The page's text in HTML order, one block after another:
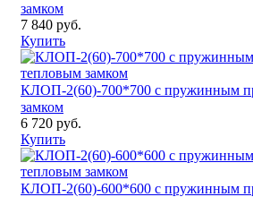
замком
7 840 руб.
Купить
КЛОП-2(60)-700*700 с пружинным
замком
6 720 руб.
Купить
КЛОП-2(60)-600*600 с пружинным